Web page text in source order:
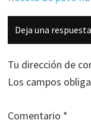
Interacciones
con
los
lectores
Deja una respuesta
Tu dirección de
Los campos
Comentario *